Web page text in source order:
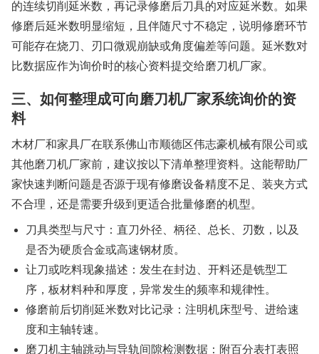
的连续切削延米数，再记录修磨后刀具的对应延米数。如果
修磨后延米数明显缩短，且伴随尺寸不稳定，说明修磨环节
可能存在烧刀、刃口微观崩缺或角度偏差等问题。延米数对
比数据应作为询价时的核心资料提交给磨刀机厂家。
三、如何整理成可向磨刀机厂家系统询价的资
料
木材厂和家具厂在联系佛山市顺德区伟志豪机械有限公司或
其他磨刀机厂家前，建议按以下清单整理资料。这能帮助厂
家快速判断问题是否源于现有修磨设备精度不足、装夹方式
不合理，还是需要升级到更适合批量修磨的机型。
刀具类型与尺寸：直刀外径、柄径、总长、刃数，以及
是否为硬质合金或高速钢材质。
让刀或吃料现象描述：发生在封边、开料还是铣型工
序，板材料种和厚度，异常发生的频率和规律性。
修磨前后切削延米数对比记录：注明机床型号、进给速
度和主轴转速。
磨刀机主轴跳动与导轨间隙检测数据：附百分表打表照